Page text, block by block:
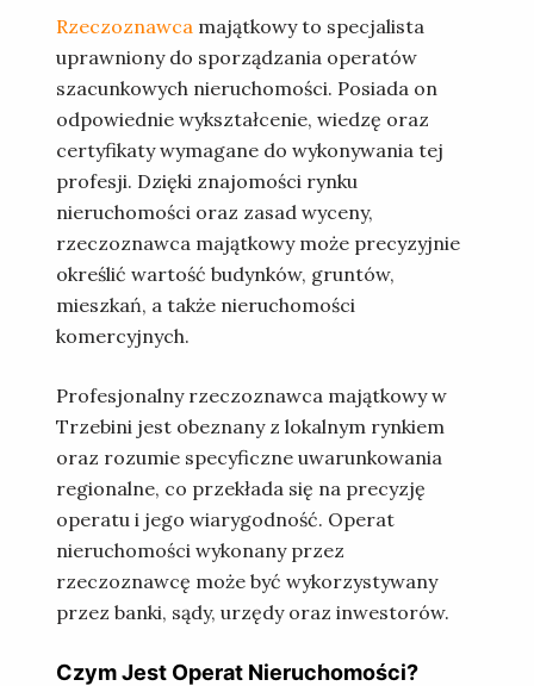
Rzeczoznawcamajątkowy to specjalista
uprawniony do sporządzania operatów
szacunkowych nieruchomości. Posiada on
odpowiednie wykształcenie, wiedzę oraz
certyfikaty wymagane do wykonywania tej
profesji. Dzięki znajomości rynku
nieruchomości oraz zasad wyceny,
rzeczoznawca majątkowy może precyzyjnie
określić wartość budynków, gruntów,
mieszkań, a także nieruchomości
komercyjnych.
Profesjonalny rzeczoznawca majątkowy w
Trzebini jest obeznany z lokalnym rynkiem
oraz rozumie specyficzne uwarunkowania
regionalne, co przekłada się na precyzję
operatu i jego wiarygodność. Operat
nieruchomości wykonany przez
rzeczoznawcę może być wykorzystywany
przez banki, sądy, urzędy oraz inwestorów.
Czym Jest Operat Nieruchomości?